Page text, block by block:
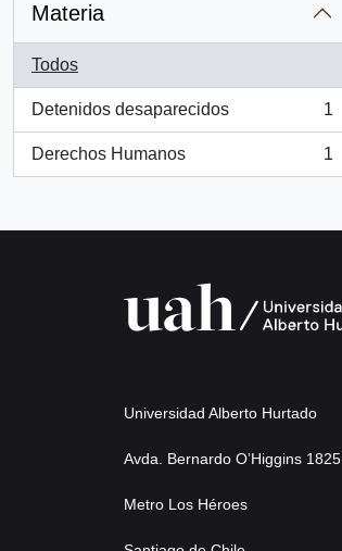
Materia
Todos
Detenidos desaparecidos
, 1 resultados
1
Derechos Humanos
, 1 resultados
1
Universidad Alberto Hurtado
Avda. Bernardo O’Higgins 1825
Metro Los Héroes